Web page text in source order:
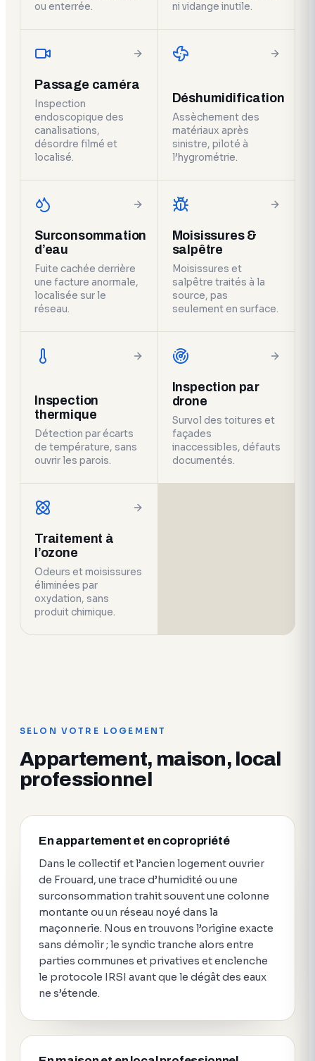
ou enterrée.
ni vidange inutile.
Passage caméra
Inspection
endoscopique des
canalisations,
désordre filmé et
localisé.
Déshumidification
Assèchement des
matériaux après
sinistre, piloté à
l’hygrométrie.
Surconsommation
d’eau
Fuite cachée derrière
une facture anormale,
localisée sur le
réseau.
Moisissures &
salpêtre
Moisissures et
salpêtre traités à la
source, pas
seulement en surface.
Inspection
thermique
Détection par écarts
de température, sans
ouvrir les parois.
Inspection par
drone
Survol des toitures et
façades
inaccessibles, défauts
documentés.
Traitement à
l’ozone
Odeurs et moisissures
éliminées par
oxydation, sans
produit chimique.
SELON VOTRE LOGEMENT
Appartement, maison, local
professionnel
En appartement et en copropriété
Dans le collectif et l’ancien logement ouvrier
de Frouard, une trace d’humidité ou une
surconsommation trahit souvent une colonne
montante ou un réseau noyé dans la
maçonnerie. Nous en trouvons l’origine exacte
sans démolir ; le syndic tranche alors entre
parties communes et privatives et enclenche
le protocole IRSI avant que le dégât des eaux
ne s’étende.